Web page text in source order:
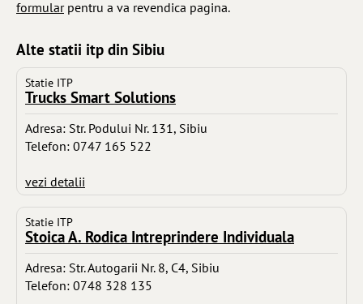
formularpentru a va revendica pagina.
Alte statii itp din Sibiu
Statie ITP
Trucks Smart Solutions
Adresa: Str. Podului Nr. 131, Sibiu
Telefon: 0747 165 522
vezi detalii
Statie ITP
Stoica A. Rodica Intreprindere Individuala
Adresa: Str. Autogarii Nr. 8, C4, Sibiu
Telefon: 0748 328 135